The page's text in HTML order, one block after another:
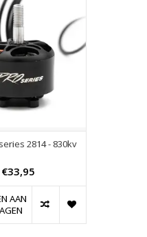
2814 - 830kv
€33,95
AAN